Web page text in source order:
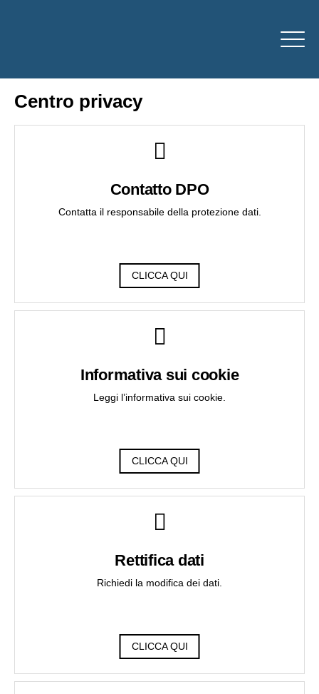
Centro privacy
Contatto DPO
Contatta il responsabile della protezione dati.
CLICCA QUI
Informativa sui cookie
Leggi l’informativa sui cookie.
CLICCA QUI
Rettifica dati
Richiedi la modifica dei dati.
CLICCA QUI